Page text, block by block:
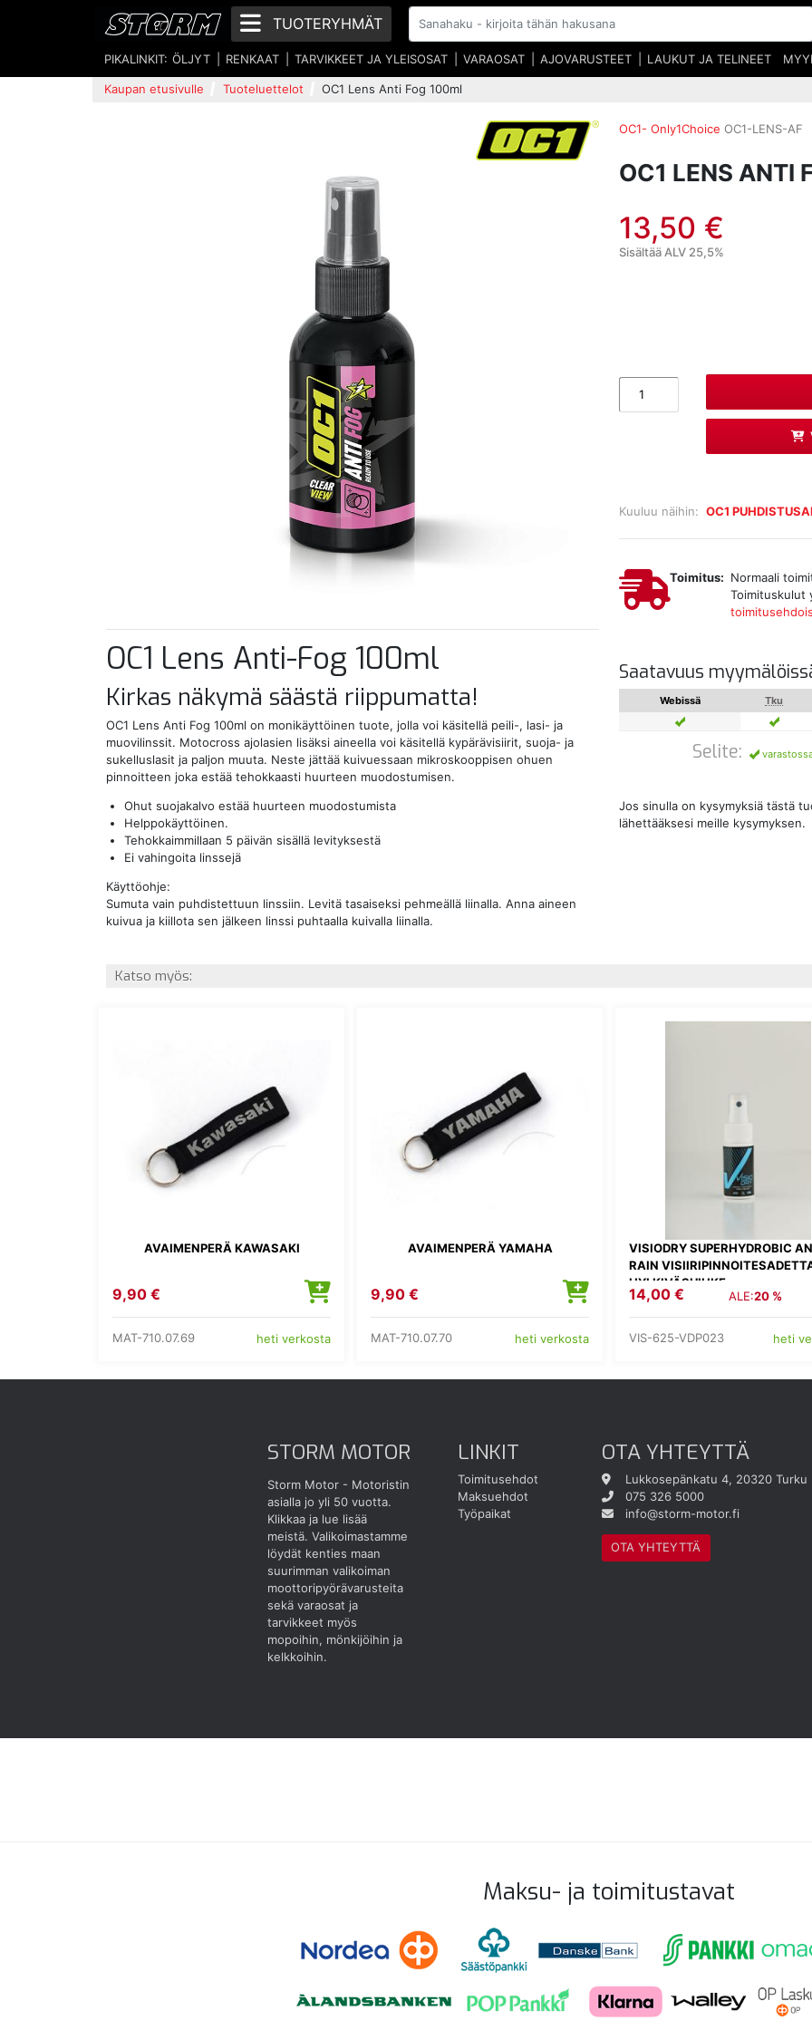
TUOTERYHMÄT
PIKALINKIT: ÖLJYT RENKAAT TARVIKKEET JA YLEISOSAT VARAOSAT AJOVARUSTEET LAUKUT JA TELINEET
Kaupan etusivulle Tuoteluettelot OC1 Lens Anti Fog 100ml
OC1- Only1Choice OC1-LENS-AF
OC1 LENS ANTI
13,50 €
Sisältää ALV 25,5%
Kuuluu näihin: OC1
Toimitus: Normaali
Toimituskulut
Saatavuus
Webissä Tku
Selite:
Jos sinulla on kysymyksiä tästä
lähettääksesi meille kysymyksen.
OC1 Lens Anti-Fog 100ml
Kirkas näkymä säästä riippumatta!
OC1 Lens Anti Fog 100ml on monikäyttöinen tuote, jolla voi käsitellä peili-, lasi- ja
muovilinssit. Motocross ajolasien lisäksi aineella voi käsitellä kypärävisiirit, suoja- ja
sukelluslasit ja paljon muuta. Neste jättää kuivuessaan mikroskooppisen ohuen
pinnoitteen joka estää tehokkaasti huurteen muodostumisen.
Ohut suojakalvo estää huurteen muodostumista
Helppokäyttöinen.
Tehokkaimmillaan 5 päivän sisällä levityksestä
Ei vahingoita linssejä
Käyttöohje:
Sumuta vain puhdistettuun linssiin. Levitä tasaiseksi pehmeällä liinalla. Anna aineen
kuivua ja kiillota sen jälkeen linssi puhtaalla kuivalla liinalla.
Katso myös:
AVAIMENPERÄ KAWASAKI
9,90 €
MAT-710.07.69 heti verkosta
AVAIMENPERÄ YAMAHA
9,90 €
MAT-710.07.70 heti verkosta
VISIODRY SUPERHYDROBIC
RAIN
HYLKIVÄSUIHKE
14,00 € ALE:20 %
VIS-625-VDP023 heti
STORM MOTOR
Storm Motor - Motoristin
asialla jo yli 50 vuotta.
Klikkaa ja lue lisää
meistä. Valikoimastamme
löydät kenties maan
suurimman valikoiman
moottoripyörävarusteita
sekä varaosat ja
tarvikkeet myös
mopoihin, mönkijöihin ja
kelkkoihin.
LINKIT
Toimitusehdot
Maksuehdot
Työpaikat
OTA YHTEYTTÄ
Lukkosepänkatu 4, 20320 Turku
075 326 5000
info@storm-motor.fi
OTA YHTEYTTÄ
Maksu- ja toimitustavat